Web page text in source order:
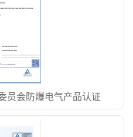
员会防爆电气产品认证